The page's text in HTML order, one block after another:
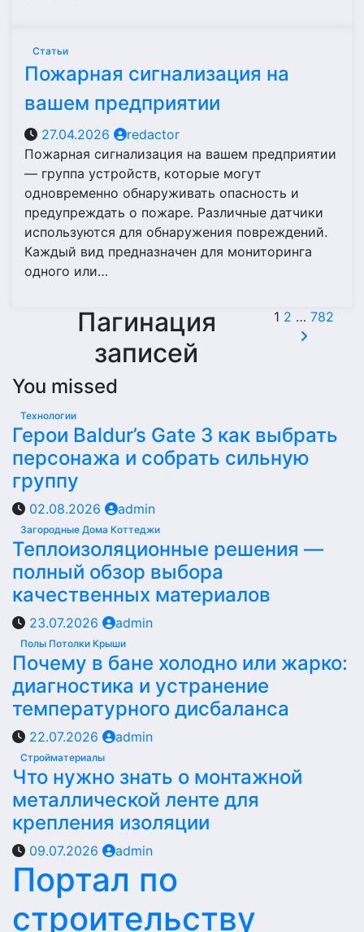
Статьи
Пожарная сигнализация на
вашем предприятии
27.04.2026
redactor
Пожарная сигнализация на вашем предприятии
— группа устройств, которые могут
одновременно обнаруживать опасность и
предупреждать о пожаре. Различные датчики
используются для обнаружения повреждений.
Каждый вид предназначен для мониторинга
одного или…
Пагинация
записей
1 2 … 782
You missed
Технологии
Герои Baldur’s Gate 3 как выбрать
персонажа и собрать сильную
группу
02.08.2026 admin
Загородные Дома Коттеджи
Теплоизоляционные решения —
полный обзор выбора
качественных материалов
23.07.2026 admin
Полы Потолки Крыши
Почему в бане холодно или жарко:
диагностика и устранение
температурного дисбаланса
22.07.2026 admin
Стройматериалы
Что нужно знать о монтажной
металлической ленте для
крепления изоляции
09.07.2026 admin
Портал по
строительству